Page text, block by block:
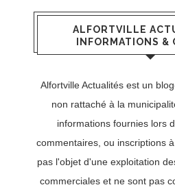
ALFORTVILLE
INFORMATIONS &
Alfortville Actualités est un
non rattaché à la
informations fournies lors
commentaires, ou inscriptions
pas l'objet d'une exploitation
commerciales et ne sont pas